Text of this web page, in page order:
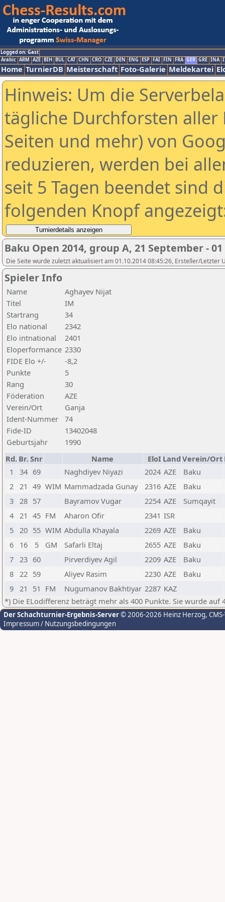
Logged on: Gast
Arabic ARM AZE BIH BUL CAT CHN CRO CZE DEN ENG ESP FAI FIN FRA GER GRE INA
Home TurnierDB Meisterschaft Foto-Galerie Meldekartei
Hinweis: Um die
tägliche Durchforsten aller
Seiten und mehr) von
reduzieren, werden bei
seit 5 Tagen beendet sind
folgenden Knopf
Baku Open 2014, group A, 21 September -
Die Seite wurde zuletzt aktualisiert am 01.10.2014 08:45:26, Ersteller/Letzter
Spieler Info
Name
Aghayev Nijat
Titel
IM
Startrang
34
Elo national
2342
Elo intnational
2401
Eloperformance 2330
FIDE Elo +/-
-8,2
Punkte
5
Rang
30
Föderation
AZE
Verein/Ort
Ganja
Ident-Nummer
74
Fide-ID
13402048
Geburtsjahr
1990
Rd. Br.Snr Name EloI Land Verein/Ort
1
34 69 Naghdiyev Niyazi 2024 AZE
Baku
2
21 49 WIM Mammadzada Gunay 2316 AZE
Baku
3
28 57 Bayramov Vugar 2254 AZE
Sumqayit
4
21 45 FM Aharon Ofir 2341 ISR
5
20 55 WIM Abdulla Khayala 2269 AZE
Baku
6
16 5 GM Safarli Eltaj 2655 AZE
Baku
7
23 60 Pirverdiyev Agil 2209 AZE
Baku
8
22 59 Aliyev Rasim 2230 AZE
Baku
9
21 51 FM Nugumanov Bakhtiyar 2287 KAZ
*) Die ELodifferenz beträgt mehr als 400 Punkte. Sie wurde auf
Der Schachturnier-Ergebnis-Server© 2006-2026 Heinz Herzog,
Impressum / Nutzungsbedingungen